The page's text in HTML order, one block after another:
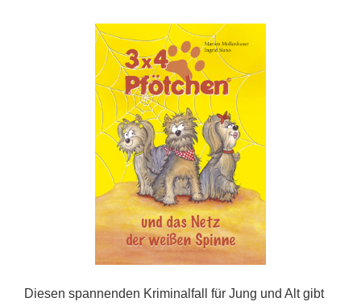
Diesen spannenden Kriminalfall für Jung und Alt gibt